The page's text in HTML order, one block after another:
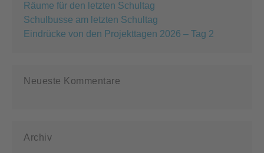
Räume für den letzten Schultag
Schulbusse am letzten Schultag
Eindrücke von den Projekttagen 2026 – Tag 2
Neueste Kommentare
Archiv